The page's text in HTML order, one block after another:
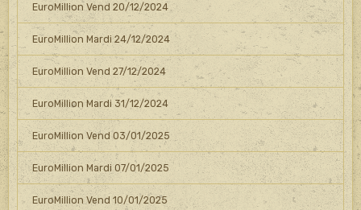
EuroMillion Vend 20/12/2024
EuroMillion Mardi 24/12/2024
EuroMillion Vend 27/12/2024
EuroMillion Mardi 31/12/2024
EuroMillion Vend 03/01/2025
EuroMillion Mardi 07/01/2025
EuroMillion Vend 10/01/2025